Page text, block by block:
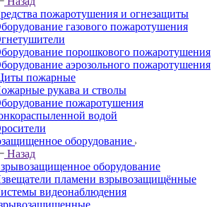
пожаротушения и огнезащиты
газового пожаротушения
порошкового пожаротушения
аэрозольного пожаротушения
пожарные
рукава и стволы
пожаротушения
водой
оборудование
Назад
оборудование
пламени взрывозащищённые
видеонаблюдения